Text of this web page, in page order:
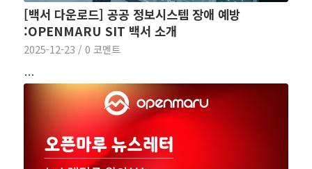
[백서 다운로드] 공공 정보시스템 장애 예방
:OPENMARU SIT 백서 소개
2025-12-23 / 0 코멘트
…